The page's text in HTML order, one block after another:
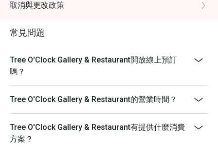
取消與更改政策
常見問題
Tree O'Clock Gallery & Restaurant開放線上預訂
嗎？
Tree O'Clock Gallery & Restaurant的營業時間？
Tree O'Clock Gallery & Restaurant有提供什麼消費
方案？